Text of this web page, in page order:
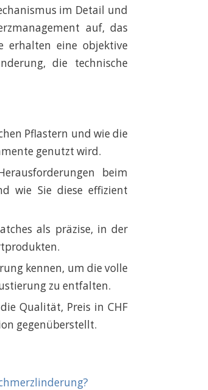
im Detail und
auf, das
erhalten eine objektive
die technische
Pflastern und wie die
genutzt wird.
beim
wie Sie diese effizient
als präzise, in der
kennen, um die volle
zu entfalten.
Qualität, Preis in CHF
gegenüberstellt.